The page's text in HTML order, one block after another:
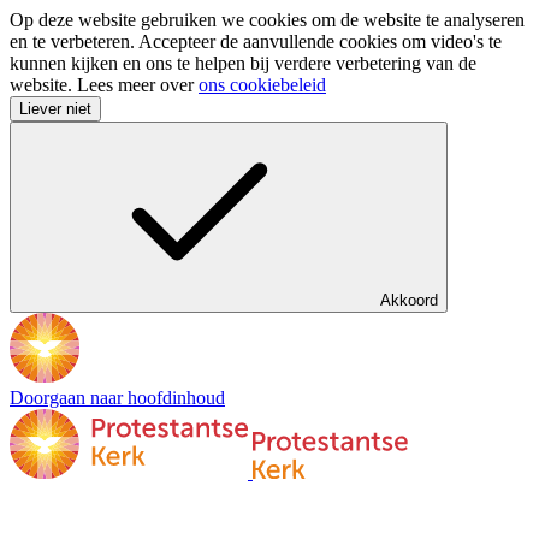
Op deze website gebruiken we cookies om de website te analyseren
en te verbeteren. Accepteer de aanvullende cookies om video's te
kunnen kijken en ons te helpen bij verdere verbetering van de
website. Lees meer overons cookiebeleid
Liever niet
Akkoord
Doorgaan naar hoofdinhoud